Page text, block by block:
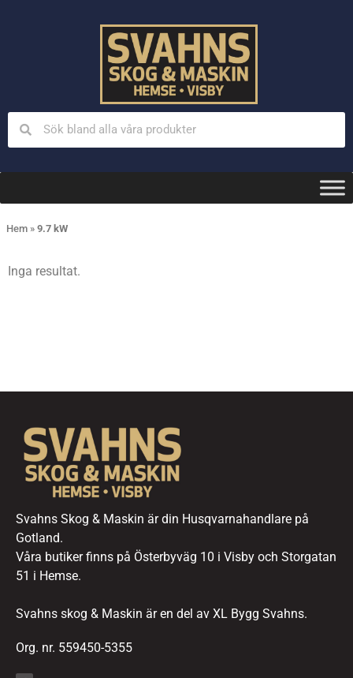
Hem » 9.7 kW
Inga resultat.
Svahns Skog & Maskin är din Husqvarnahandlare på
Gotland.
Våra butiker finns på Österbyväg 10 i Visby och Storgatan
51 i Hemse.
Svahns skog & Maskin är en del av XL Bygg Svahns.
Org. nr. 559450-5355